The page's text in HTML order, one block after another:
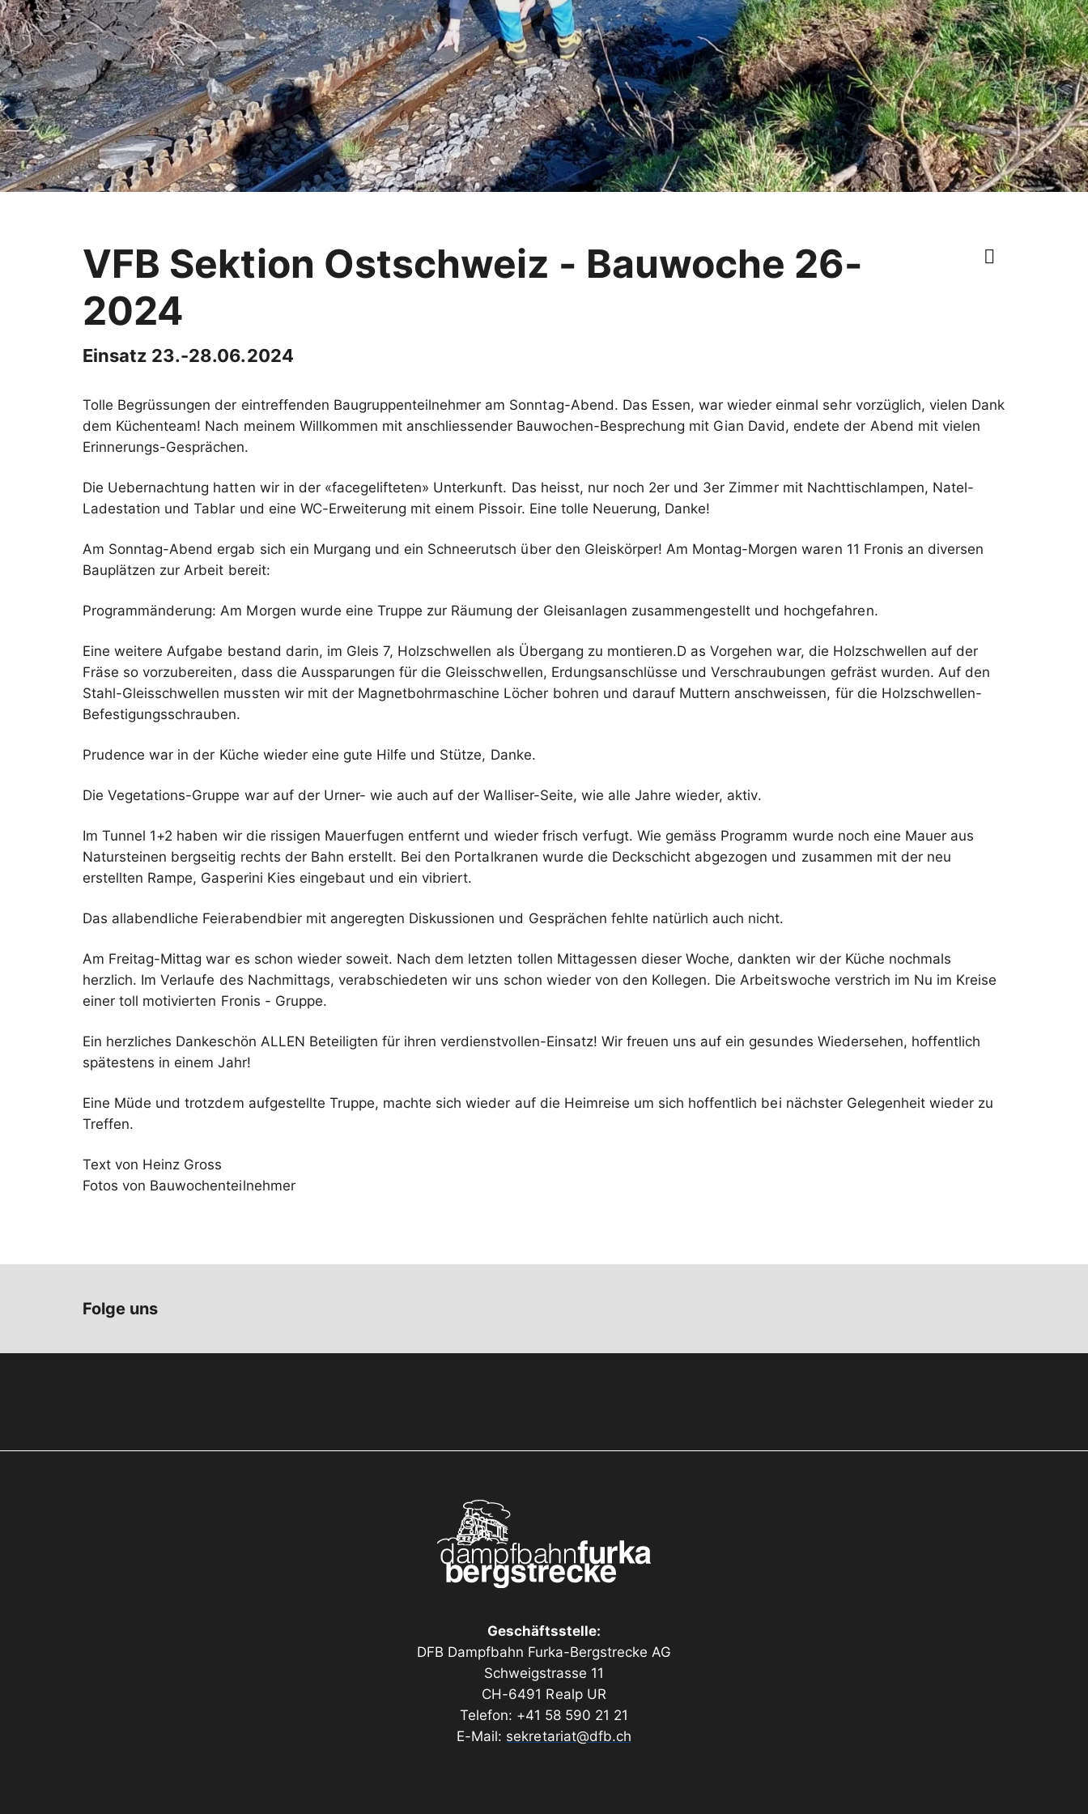
VFB Sektion Ostschweiz - Bauwoche 26-
2024
Einsatz 23.-28.06.2024
Tolle Begrüssungen der eintreffenden Baugruppenteilnehmer am Sonntag-Abend. Das Essen, war wieder einmal sehr vorzüglich, vielen Dank
dem Küchenteam! Nach meinem Willkommen mit anschliessender Bauwochen-Besprechung mit Gian David, endete der Abend mit vielen
Erinnerungs-Gesprächen.
Die Uebernachtung hatten wir in der «facegelifteten» Unterkunft. Das heisst, nur noch 2er und 3er Zimmer mit Nachttischlampen, Natel-
Ladestation und Tablar und eine WC-Erweiterung mit einem Pissoir. Eine tolle Neuerung, Danke!
Am Sonntag-Abend ergab sich ein Murgang und ein Schneerutsch über den Gleiskörper! Am Montag-Morgen waren 11 Fronis an diversen
Bauplätzen zur Arbeit bereit:
Programmänderung: Am Morgen wurde eine Truppe zur Räumung der Gleisanlagen zusammengestellt und hochgefahren.
Eine weitere Aufgabe bestand darin, im Gleis 7, Holzschwellen als Übergang zu montieren.D as Vorgehen war, die Holzschwellen auf der
Fräse so vorzubereiten, dass die Aussparungen für die Gleisschwellen, Erdungsanschlüsse und Verschraubungen gefräst wurden. Auf den
Stahl-Gleisschwellen mussten wir mit der Magnetbohrmaschine Löcher bohren und darauf Muttern anschweissen, für die Holzschwellen-
Befestigungsschrauben.
Prudence war in der Küche wieder eine gute Hilfe und Stütze, Danke.
Die Vegetations-Gruppe war auf der Urner- wie auch auf der Walliser-Seite, wie alle Jahre wieder, aktiv.
Im Tunnel 1+2 haben wir die rissigen Mauerfugen entfernt und wieder frisch verfugt. Wie gemäss Programm wurde noch eine Mauer aus
Natursteinen bergseitig rechts der Bahn erstellt. Bei den Portalkranen wurde die Deckschicht abgezogen und zusammen mit der neu
erstellten Rampe, Gasperini Kies eingebaut und ein vibriert.
Das allabendliche Feierabendbier mit angeregten Diskussionen und Gesprächen fehlte natürlich auch nicht.
Am Freitag-Mittag war es schon wieder soweit. Nach dem letzten tollen Mittagessen dieser Woche, dankten wir der Küche nochmals
herzlich. Im Verlaufe des Nachmittags, verabschiedeten wir uns schon wieder von den Kollegen. Die Arbeitswoche verstrich im Nu im Kreise
einer toll motivierten Fronis - Gruppe.
Ein herzliches Dankeschön ALLEN Beteiligten für ihren verdienstvollen-Einsatz! Wir freuen uns auf ein gesundes Wiedersehen, hoffentlich
spätestens in einem Jahr!
Eine Müde und trotzdem aufgestellte Truppe, machte sich wieder auf die Heimreise um sich hoffentlich bei nächster Gelegenheit wieder zu
Treffen.
Text von Heinz Gross
Fotos von Bauwochenteilnehmer
Folge uns
Geschäftsstelle:
DFB Dampfbahn Furka-Bergstrecke AG
Schweigstrasse 11
CH-6491 Realp UR
Telefon: +41 58 590 21 21
E-Mail: sekretariat@dfb.ch